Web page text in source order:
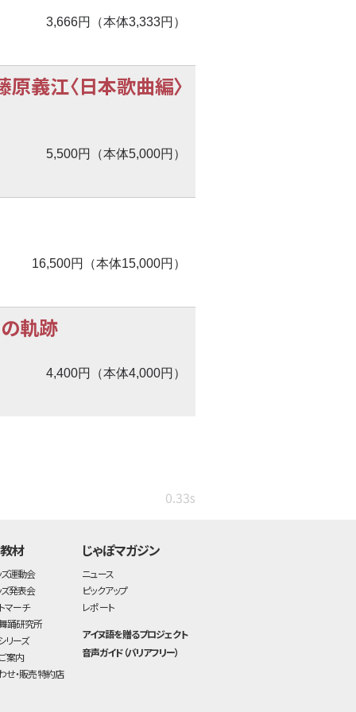
3,666円（本体3,333円）
義江〈日本歌曲編〉
5,500円（本体5,000円）
16,500円（本体15,000円）
軌跡
4,400円（本体4,000円）
0.33s
教材
ズ運動会
ズ発表会
マーチ
踊研究所
リーズ
案内
せ・販売特約店
じゃぽマガジン
ニュース
ピックアップ
レポート
アイヌ語を贈るプロジェクト
音声ガイド（バリアフリー）